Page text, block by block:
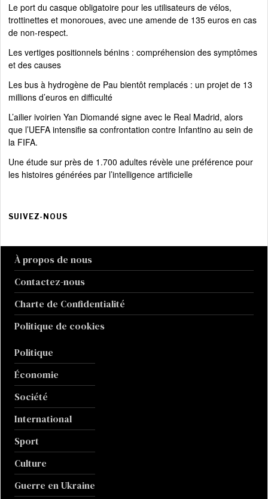
Le port du casque obligatoire pour les utilisateurs de vélos,
trottinettes et monoroues, avec une amende de 135 euros en cas
de non-respect.
Les vertiges positionnels bénins : compréhension des symptômes
et des causes
Les bus à hydrogène de Pau bientôt remplacés : un projet de 13
millions d’euros en difficulté
L’ailier ivoirien Yan Diomandé signe avec le Real Madrid, alors
que l’UEFA intensifie sa confrontation contre Infantino au sein de
la FIFA.
Une étude sur près de 1.700 adultes révèle une préférence pour
les histoires générées par l’intelligence artificielle
SUIVEZ-NOUS
À propos de nous
Contactez-nous
Charte de Confidentialité
Politique de cookies
Politique
Économie
Société
International
Sport
Culture
Guerre en Ukraine